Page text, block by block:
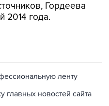
Гордеева
2014 года.
ленту
главных новостей сайта